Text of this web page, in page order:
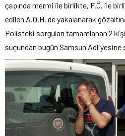
çapında mermi ile birlikte, F.Ö. ile
edilen A.O.H. de yakalanarak
Polisteki sorguları tamamlanan 2
suçundan bugün Samsun Adliyesine